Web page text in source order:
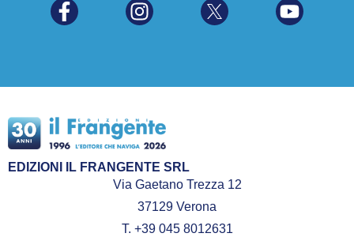
EDIZIONI IL FRANGENTE SRL
Via Gaetano Trezza 12
37129 Verona
T. +39 045 8012631